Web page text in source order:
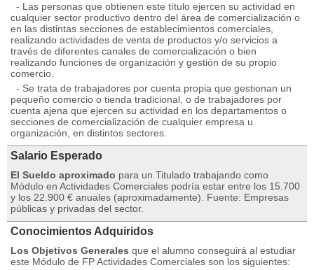
- Las personas que obtienen este título ejercen su actividad en
cualquier sector productivo dentro del área de comercialización o
en las distintas secciones de establecimientos comerciales,
realizando actividades de venta de productos y/o servicios a
través de diferentes canales de comercialización o bien
realizando funciones de organización y gestión de su propio
comercio.
- Se trata de trabajadores por cuenta propia que gestionan un
pequeño comercio o tienda tradicional, o de trabajadores por
cuenta ajena que ejercen su actividad en los departamentos o
secciones de comercialización de cualquier empresa u
organización, en distintos sectores.
Salario Esperado
El Sueldo aproximado para un Titulado trabajando como
Módulo en Actividades Comerciales podría estar entre los 15.700
y los 22.900 € anuales (aproximadamente). Fuente: Empresas
públicas y privadas del sector.
Conocimientos Adquiridos
Los Objetivos Generales que el alumno conseguirá al estudiar
este Módulo de FP Actividades Comerciales son los siguientes: